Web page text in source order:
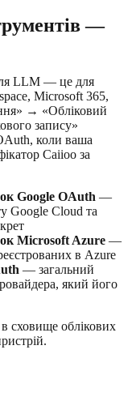
—
LLM — це для
Microsoft 365,
→ «Обліковий
запису»
коли ваша
Caiioo за
Google OAuth —
Google Cloud та
Microsoft Azure —
в Azure
— загальний
який його
сховище облікових